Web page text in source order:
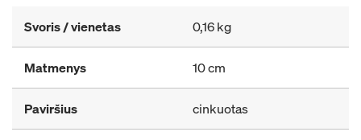
Svoris / vienetas 0,16 kg
Matmenys 10 cm
Paviršius cinkuotas